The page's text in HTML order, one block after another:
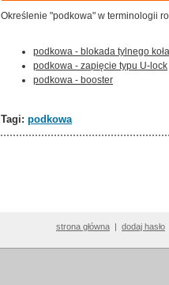
Określenie "podkowa" w terminologii
podkowa - blokada tylnego koła
podkowa - zapięcie typu U-lock
podkowa - booster
Tagi: podkowa
strona główna | dodaj hasło